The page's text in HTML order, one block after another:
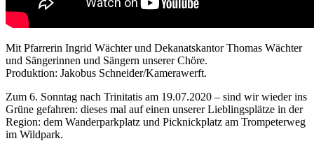
Mit Pfarrerin Ingrid Wächter und Dekanatskantor Thomas Wächter
und Sängerinnen und Sängern unserer Chöre.
Produktion: Jakobus Schneider/Kamerawerft.
Zum 6. Sonntag nach Trinitatis am 19.07.2020 – sind wir wieder ins
Grüne gefahren: dieses mal auf einen unserer Lieblingsplätze in der
Region: dem Wanderparkplatz und Picknickplatz am Trompeterweg
im Wildpark.